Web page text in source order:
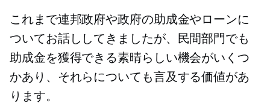
これまで連邦政府や政府の助成金やローンに
ついてお話ししてきましたが、民間部門でも
助成金を獲得できる素晴らしい機会がいくつ
かあり、それらについても言及する価値があ
ります。